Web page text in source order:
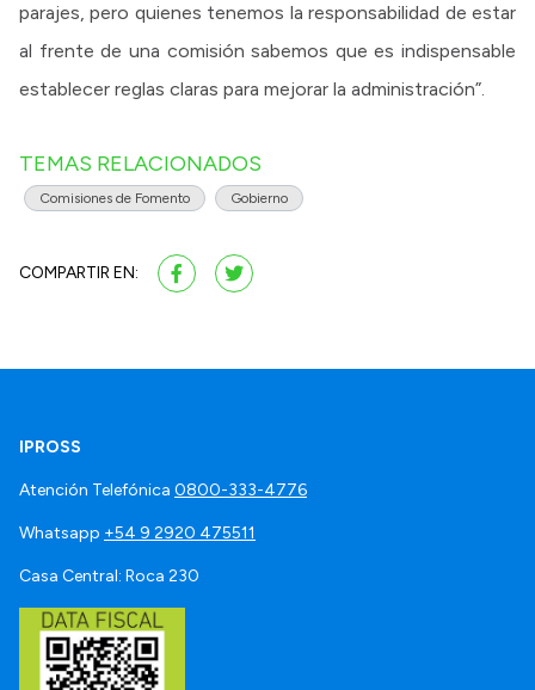
parajes, pero quienes tenemos la responsabilidad de estar
al frente de una comisión sabemos que es indispensable
establecer reglas claras para mejorar la administración”.
TEMAS RELACIONADOS
Comisiones de Fomento Gobierno
COMPARTIR EN:
IPROSS
Atención Telefónica 0800-333-4776
Whatsapp +54 9 2920 475511
Casa Central: Roca 230